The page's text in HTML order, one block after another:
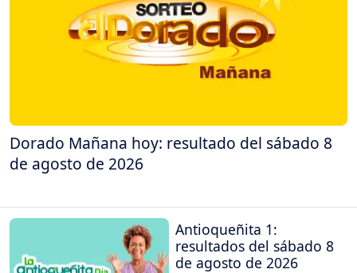
Dorado Mañana hoy: resultado del sábado 8
de agosto de 2026
Antioqueñita 1:
resultados del sábado 8
de agosto de 2026